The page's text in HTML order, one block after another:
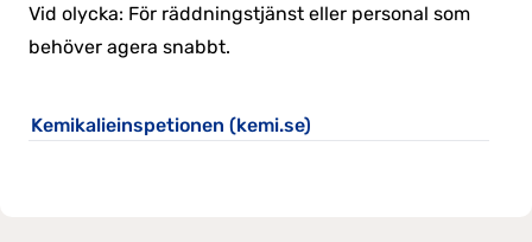
Vid olycka: För räddningstjänst eller personal som
behöver agera snabbt.
Kemikalieinspetionen (kemi.se)